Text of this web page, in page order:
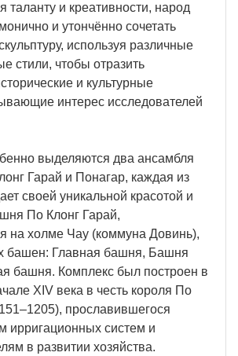
таланту и креативности, народ
и утончённо сочетать
используя различные
стили, чтобы отразить
и культурные
интерес исследователей
выделяются два ансамбля
Гарай и Понагар, каждая из
своей уникальной красотой и
По Клонг Гарай,
на холме Чау (коммуна Довинь),
башен: Главная башня, Башня
башня. Комплекс был построен в
XIV века в честь короля По
прославившегося
ирригационных систем и
в развитии хозяйства.